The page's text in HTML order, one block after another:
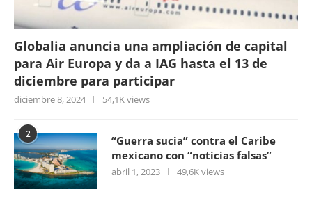
Globalia anuncia una ampliación de capital
para Air Europa y da a IAG hasta el 13 de
diciembre para participar
diciembre 8, 2024 54,1K views
2
“Guerra sucia” contra el Caribe
mexicano con “noticias falsas”
abril 1, 2023 49,6K views